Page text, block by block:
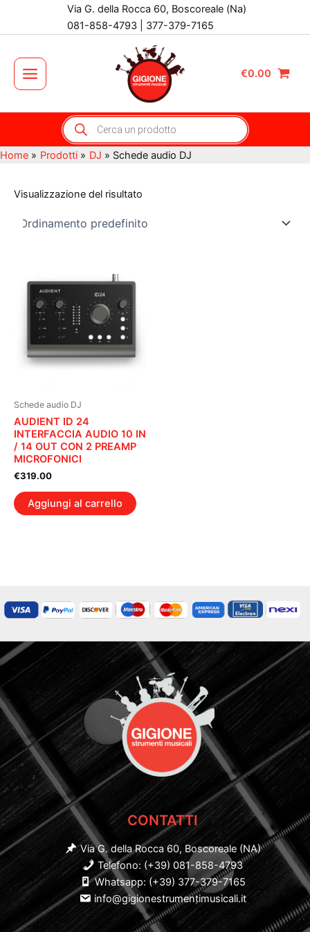
Via G. della Rocca 60, Boscoreale (Na)
081-858-4793 | 377-379-7165
Main
Menu
€0.00
Products
search
Home Prodotti DJ Schede audio DJ
Visualizzazione del risultato
Schede audio DJ
AUDIENT ID 24
INTERFACCIA AUDIO 10 IN
/ 14 OUT CON 2 PREAMP
MICROFONICI
€319.00
Aggiungi al carrello
CONTATTI
Via G. della Rocca 60, Boscoreale (NA)
Telefono: (+39) 081-858-4793
Whatsapp: (+39) 377-379-7165
info@gigionestrumentimusicali.it